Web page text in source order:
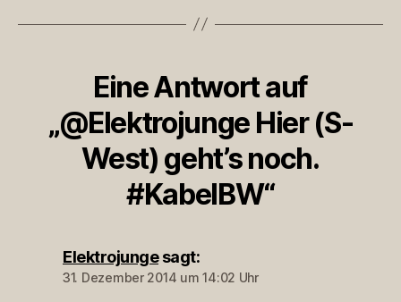
Eine Antwort auf
„@Elektrojunge Hier (S-
West) geht’s noch.
#KabelBW“
Elektrojunge sagt:
31. Dezember 2014 um 14:02 Uhr